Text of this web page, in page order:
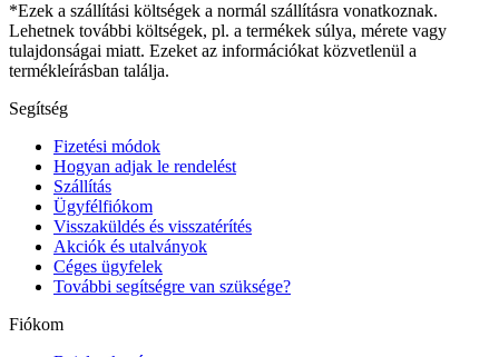
*Ezek a szállítási költségek a normál szállításra vonatkoznak.
Lehetnek további költségek, pl. a termékek súlya, mérete vagy
tulajdonságai miatt. Ezeket az információkat közvetlenül a
termékleírásban találja.
Segítség
Fizetési módok
Hogyan adjak le rendelést
Szállítás
Ügyfélfiókom
Visszaküldés és visszatérítés
Akciók és utalványok
Céges ügyfelek
További segítségre van szüksége?
Fiókom